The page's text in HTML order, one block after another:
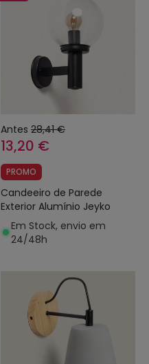
Antes 28,41 €
13,20 €
PROMO
Candeeiro de Parede
Exterior Alumínio Jeyko
Em Stock, envio em
24/48h